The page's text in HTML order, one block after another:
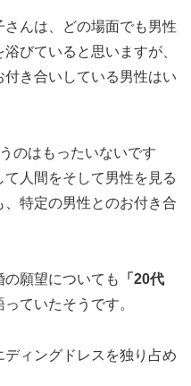
んは、どの場面でも男性
びていると思いますが、
き合いしている男性はい
のはもったいないです
人間をそして男性を見る
特定の男性とのお付き合
願望についても
「20代
っていたそうです。
ィングドレスを独り占め